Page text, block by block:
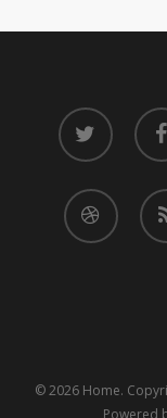
twitter
dribbble RSS
© 2026 Home.
Powered